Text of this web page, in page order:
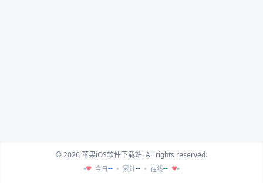
© 2026 苹果iOS软件下载站. All rights reserved.
♥ 今日-- 累计-- 在线-- ♥